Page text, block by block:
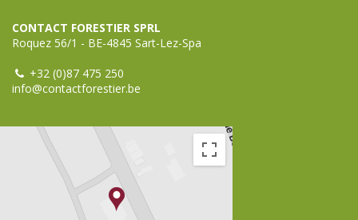
CONTACT FORESTIER SPRL
Roquez 56/1 - BE-4845 Sart-Lez-Spa
+32 (0)87 475 250
info@contactforestier.be